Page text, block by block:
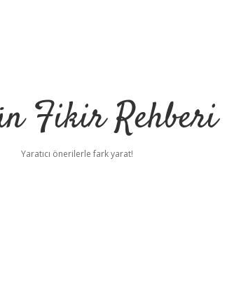
Fikir Rehberi
Yaratıcı önerilerle fark yarat!